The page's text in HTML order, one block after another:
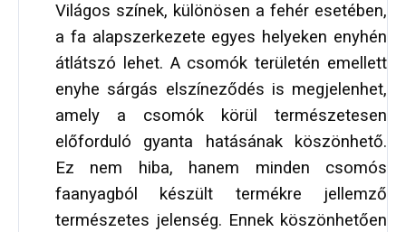
Világos színek, különösen a fehér esetében,
a fa alapszerkezete egyes helyeken enyhén
átlátszó lehet. A csomók területén emellett
enyhe sárgás elszíneződés is megjelenhet,
amely a csomók körül természetesen
előforduló gyanta hatásának köszönhető.
Ez nem hiba, hanem minden csomós
faanyagból készült termékre jellemző
természetes jelenség. Ennek köszönhetően